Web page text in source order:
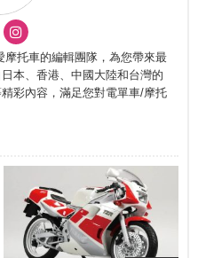
摩托車的編輯團隊，為您帶來最
本、香港、中國大陸和台灣的
彩內容，滿足您對電單車/摩托